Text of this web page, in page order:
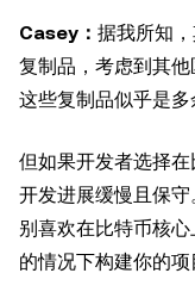
Casey： 据我所知
复制品，考虑到其他
这些复制品似乎是多
但如果开发者选择
开发进展缓慢且保
别喜欢在比特币核
的情况下构建你的项